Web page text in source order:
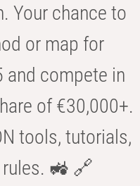
Your chance to
or map for
and compete in
of €30,000+.
tools, tutorials,
rules. 🚜 🔗